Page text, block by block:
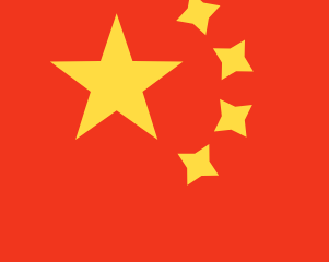
Os prazos de entrega para
com Mediobanca Premier de Países
para China variam de acordo com o
pagamento e o horário da transação.
transferências bancárias
dias úteis. Fatores como feriados
verificações de segurança também
entrega. Verifique os horários limite de
Premier S.p.A para evitar atrasos.